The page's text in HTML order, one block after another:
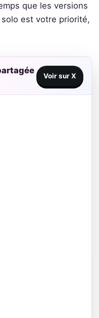
que les versions
est votre priorité,
Voir sur X